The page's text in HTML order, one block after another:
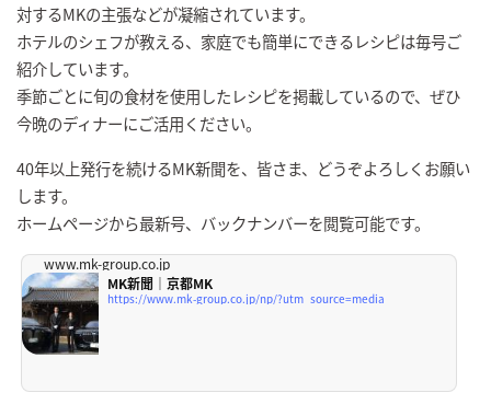
対するMKの主張などが凝縮されています。
ホテルのシェフが教える、家庭でも簡単にできるレシピは毎号ご
紹介しています。
季節ごとに旬の食材を使用したレシピを掲載しているので、ぜひ
今晩のディナーにご活用ください。
40年以上発行を続けるMK新聞を、皆さま、どうぞよろしくお願い
します。
ホームページから最新号、バックナンバーを閲覧可能です。
www.mk-group.co.jp
MK新聞｜京都MK
https://www.mk-group.co.jp/np/?utm_source=media